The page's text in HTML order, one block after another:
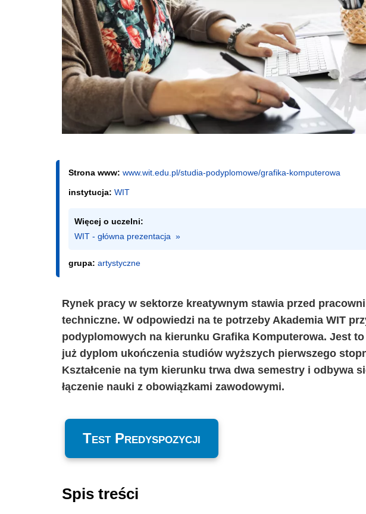
Strona www: www.wit.edu.pl/studia-podyplomowe/grafika-komputerowa
instytucja: WIT
Więcej o uczelni:
WIT - główna prezentacja  »
grupa: artystyczne
Rynek pracy w sektorze kreatywnym stawia przed
techniczne. W odpowiedzi na te potrzeby Akademia WIT
podyplomowych na kierunku Grafika Komputerowa. Jest
już dyplom ukończenia studiów wyższych pierwszego
Kształcenie na tym kierunku trwa dwa semestry i odbywa
łączenie nauki z obowiązkami zawodowymi.
Test Predyspozycji
Spis treści